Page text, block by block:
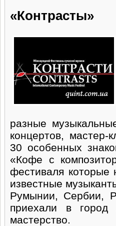
«Контрасты»
разные
концертов,
30 особенных
«Кофе с
фестиваля которые
известные
Румынии, Сербии,
приехали в город
мастерство.